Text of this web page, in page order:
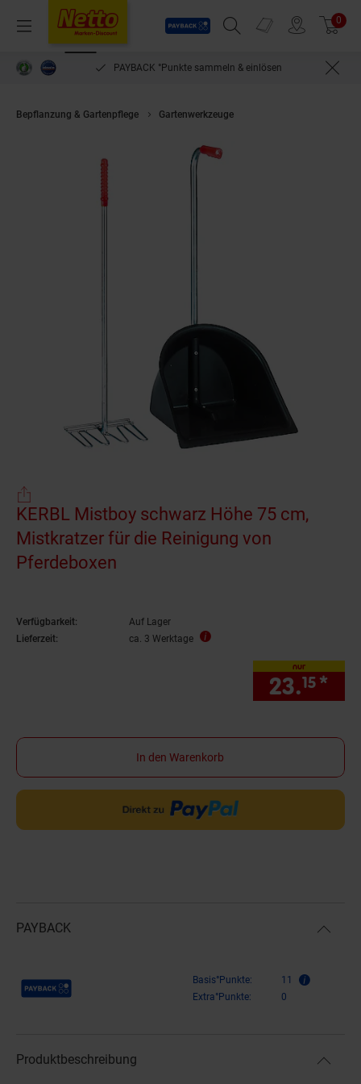
Menü
Payback
Suchfeld einblenden
Prospekte 0
PAYBACK °Punkte sammeln & einlösen
Bepflanzung & Gartenpflege Gartenwerkzeuge
KERBL Mistboy schwarz Höhe 75 cm,
Mistkratzer für die Reinigung von
Pferdeboxen
Verfügbarkeit:
Auf Lager
Lieferzeit:
ca. 3 Werktage
nur
23.15 *
In den Warenkorb
PAYBACK
Payback Punkte Basis°Punkte:
11
Extra°Punkte:
0
Produktbeschreibung